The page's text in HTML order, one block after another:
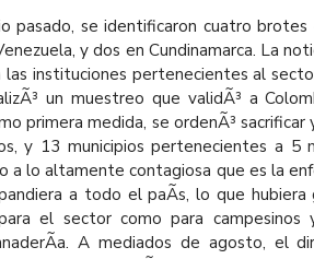
pasado, se identificaron cuatro
y dos en Cundinamarca. La
instituciones pertenecientes al
un muestreo que validÃ³ a
primera medida, se ordenÃ³ sacrificar
y 13 municipios pertenecientes a 5
a lo altamente contagiosa que es la
a todo el paÃ­s, lo que hubiera
el sector como para campesinos
A mediados de agosto, el